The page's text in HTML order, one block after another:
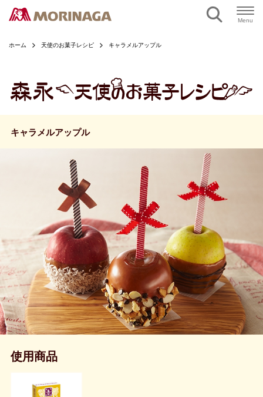
Menu
ホーム 天使のお菓子レシピ キャラメルアップル
キャラメルアップル
使用商品